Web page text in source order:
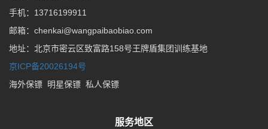
手机：13716199911
邮箱：chenkai@wangpaibaobiao.com
地址：北京市密云区致富路158号王牌盾集团训练基地
京ICP备20026194号
海外保镖
明星保镖 私人保镖
服务地区